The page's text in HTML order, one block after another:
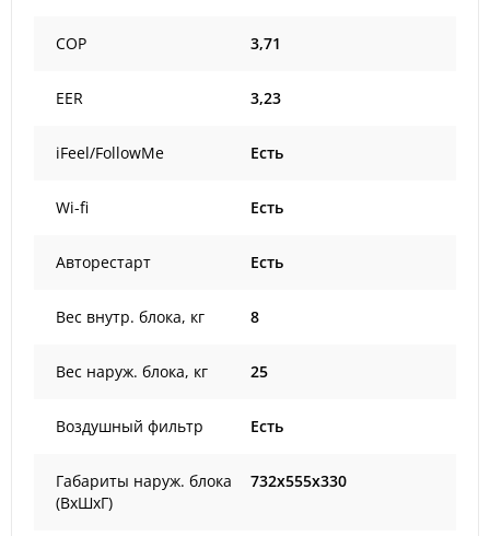
COP 3,71
EER 3,23
iFeel/FollowMe Есть
Wi-fi Есть
Авторестарт Есть
Вес внутр. блока, кг 8
Вес наруж. блока, кг 25
Воздушный фильтр Есть
Габариты наруж. блока
(ВxШxГ)
732x555x330